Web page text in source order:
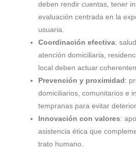
deben rendir cuentas, tener
evaluación centrada en la
usuaria.
Coordinación efectiva:
atención domiciliaria,
local deben actuar
Prevención y proximidad :
domiciliarios, comunitarios e
tempranas para evitar
Innovación con valores:
asistencia ética que
trato humano.